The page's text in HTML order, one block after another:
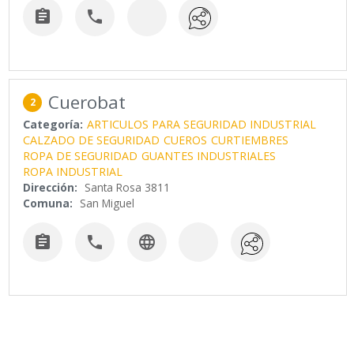
 
2 Cuerobat
Categoría: ARTICULOS PARA SEGURIDAD INDUSTRIAL
CALZADO DE SEGURIDAD CUEROS CURTIEMBRES
ROPA DE SEGURIDAD GUANTES INDUSTRIALES
ROPA INDUSTRIAL
Dirección: Santa Rosa 3811
Comuna: San Miguel
  